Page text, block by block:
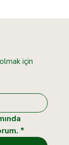
için
*